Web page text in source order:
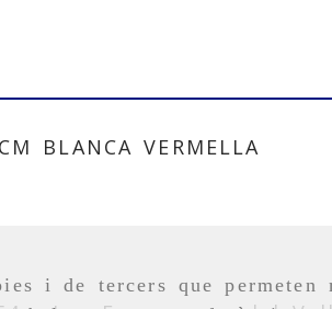
i de tercers que
BLANCA VERMELLA